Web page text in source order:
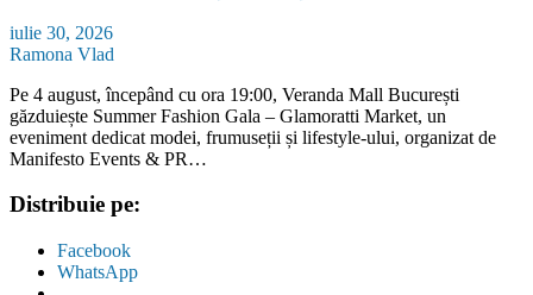
iulie 30, 2026
Ramona Vlad
Pe 4 august, începând cu ora 19:00, Veranda Mall București
găzduiește Summer Fashion Gala – Glamoratti Market, un
eveniment dedicat modei, frumuseții și lifestyle-ului, organizat de
Manifesto Events & PR…
Distribuie pe:
Facebook
WhatsApp